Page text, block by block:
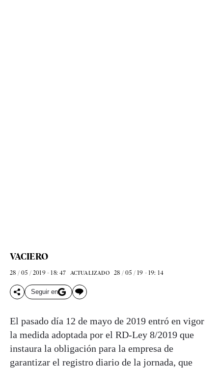
VACIERO
28 / 05 / 2019 - 18: 47 ACTUALIZADO 28 / 05 / 19 - 19: 14
Seguir en
El pasado día 12 de mayo de 2019 entró en vigor
la medida adoptada por el RD-Ley 8/2019 que
instaura la obligación para la empresa de
garantizar el registro diario de la jornada, que